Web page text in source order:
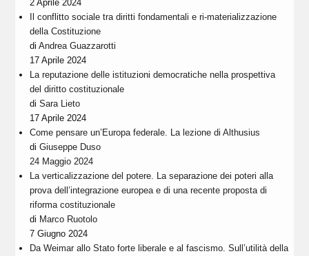
2 Aprile 2024
Il conflitto sociale tra diritti fondamentali e ri-materializzazione
della Costituzione
diAndrea Guazzarotti
17 Aprile 2024
La reputazione delle istituzioni democratiche nella prospettiva
del diritto costituzionale
diSara Lieto
17 Aprile 2024
Come pensare un’Europa federale. La lezione di Althusius
diGiuseppe Duso
24 Maggio 2024
La verticalizzazione del potere. La separazione dei poteri alla
prova dell’integrazione europea e di una recente proposta di
riforma costituzionale
di Marco Ruotolo
7 Giugno 2024
Da Weimar allo Stato forte liberale e al fascismo. Sull’utilità della